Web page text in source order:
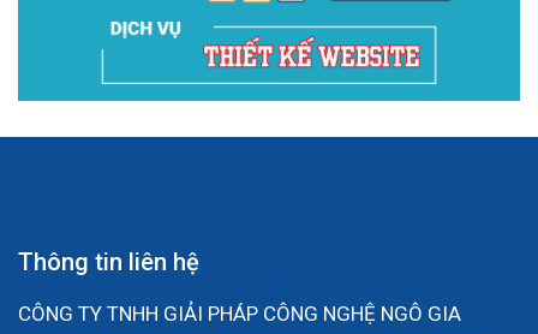
Thông tin liên hệ
CÔNG TY TNHH GIẢI PHÁP CÔNG NGHỆ NGÔ GIA